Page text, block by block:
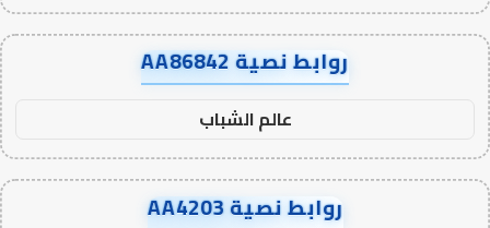
روابط نصية AA86842
عالم الشباب
روابط نصية AA4203